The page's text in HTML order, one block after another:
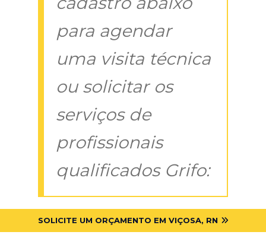
para agendar
uma visita técnica
ou solicitar os
serviços de
profissionais
qualificados Grifo:
SOLICITE UM ORÇAMENTO EM VIÇOSA, RN